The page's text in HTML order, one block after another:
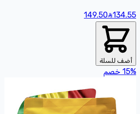
134.55
149.50
أضف للسلة
15% خصم